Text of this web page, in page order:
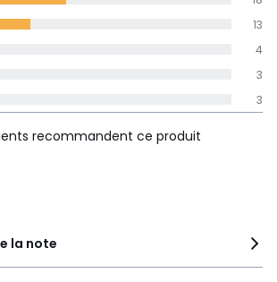
dans toutes les
13
la note
3
3
4
13
recommandent ce produit